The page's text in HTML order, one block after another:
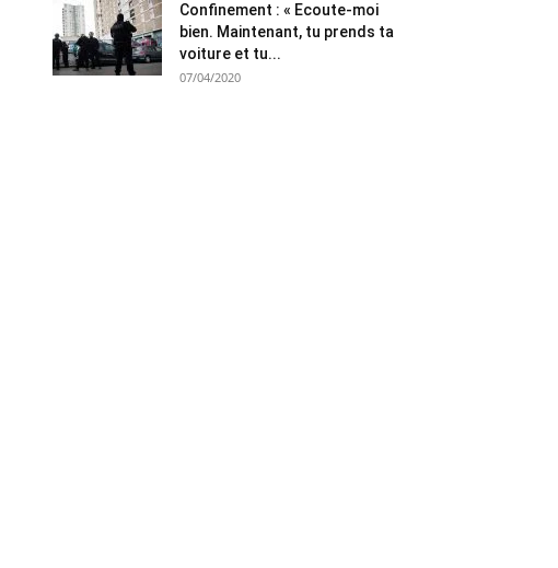
Confinement : « Ecoute-moi
bien. Maintenant, tu prends ta
voiture et tu...
07/04/2020